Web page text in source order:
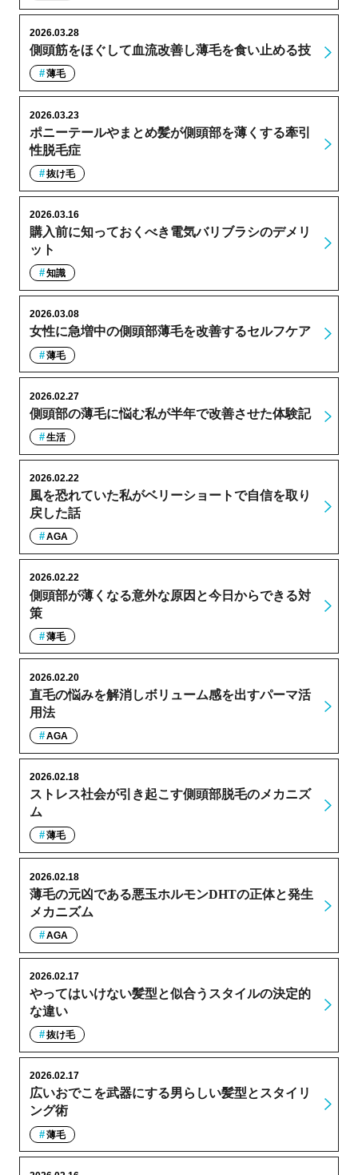
側頭筋をほぐして血流改善し薄毛を食い止める技
2026.03.28
薄毛
ポニーテールやまとめ髪が側頭部を薄くする牽引
性脱毛症
2026.03.23
抜け毛
購入前に知っておくべき電気バリブラシのデメリ
ット
2026.03.16
知識
女性に急増中の側頭部薄毛を改善するセルフケア
2026.03.08
薄毛
側頭部の薄毛に悩む私が半年で改善させた体験記
2026.02.27
生活
風を恐れていた私がベリーショートで自信を取り
戻した話
2026.02.22
AGA
側頭部が薄くなる意外な原因と今日からできる対
策
2026.02.22
薄毛
直毛の悩みを解消しボリューム感を出すパーマ活
用法
2026.02.20
AGA
ストレス社会が引き起こす側頭部脱毛のメカニズ
ム
2026.02.18
薄毛
薄毛の元凶である悪玉ホルモンDHTの正体と発生
メカニズム
2026.02.18
AGA
やってはいけない髪型と似合うスタイルの決定的
な違い
2026.02.17
抜け毛
広いおでこを武器にする男らしい髪型とスタイリ
ング術
2026.02.17
薄毛